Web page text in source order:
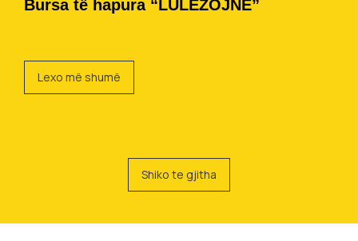
Bursa të hapura “LULËZOJNË”
Lexo më shumë
Shiko te gjitha